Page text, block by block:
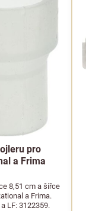
pro
a Frima
8,51 cm a šířce
a Frima.
LF: 3122359.